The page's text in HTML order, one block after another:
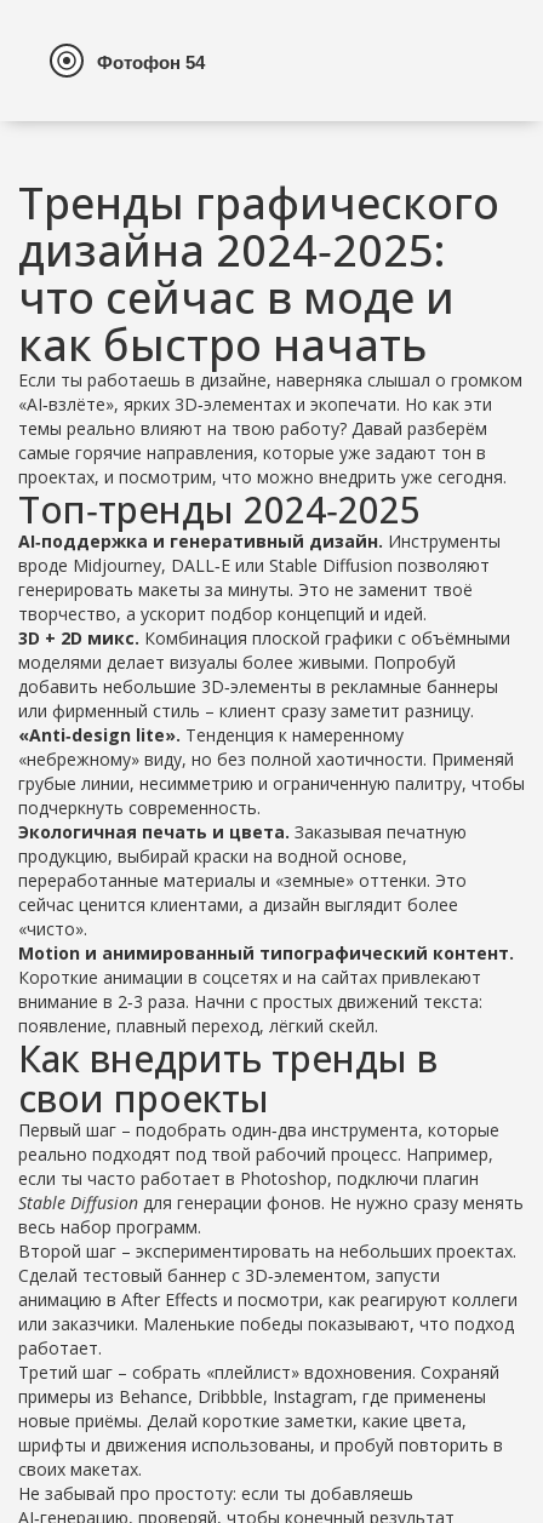
Тренды графического
дизайна 2024‑2025:
что сейчас в моде и
как быстро начать
Если ты работаешь в дизайне, наверняка слышал о громком
«AI‑взлёте», ярких 3D‑элементах и экопечати. Но как эти
темы реально влияют на твою работу? Давай разберём
самые горячие направления, которые уже задают тон в
проектах, и посмотрим, что можно внедрить уже сегодня.
Топ‑тренды 2024‑2025
AI‑поддержка и генеративный дизайн. Инструменты
вроде Midjourney, DALL‑E или Stable Diffusion позволяют
генерировать макеты за минуты. Это не заменит твоё
творчество, а ускорит подбор концепций и идей.
3D + 2D микс. Комбинация плоской графики с объёмными
моделями делает визуалы более живыми. Попробуй
добавить небольшие 3D‑элементы в рекламные баннеры
или фирменный стиль – клиент сразу заметит разницу.
«Anti‑design lite». Тенденция к намеренному
«небрежному» виду, но без полной хаотичности. Применяй
грубые линии, несимметрию и ограниченную палитру, чтобы
подчеркнуть современность.
Экологичная печать и цвета. Заказывая печатную
продукцию, выбирай краски на водной основе,
переработанные материалы и «земные» оттенки. Это
сейчас ценится клиентами, а дизайн выглядит более
«чисто».
Motion и анимированный типографический контент.
Короткие анимации в соцсетях и на сайтах привлекают
внимание в 2‑3 раза. Начни с простых движений текста:
появление, плавный переход, лёгкий скейл.
Как внедрить тренды в
свои проекты
Первый шаг – подобрать один‑два инструмента, которые
реально подходят под твой рабочий процесс. Например,
если ты часто работает в Photoshop, подключи плагин
Stable Diffusion для генерации фонов. Не нужно сразу менять
весь набор программ.
Второй шаг – экспериментировать на небольших проектах.
Сделай тестовый баннер с 3D‑элементом, запусти
анимацию в After Effects и посмотри, как реагируют коллеги
или заказчики. Маленькие победы показывают, что подход
работает.
Третий шаг – собрать «плейлист» вдохновения. Сохраняй
примеры из Behance, Dribbble, Instagram, где применены
новые приёмы. Делай короткие заметки, какие цвета,
шрифты и движения использованы, и пробуй повторить в
своих макетах.
Не забывай про простоту: если ты добавляешь
AI‑генерацию, проверяй, чтобы конечный результат